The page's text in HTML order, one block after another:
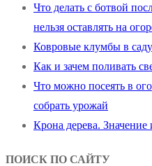
Что делать с ботвой
нельзя оставлять на
Ковровые клумбы в саду
Как и зачем поливать
Что можно посеять в
собрать урожай
Крона дерева.
ПОИСК ПО САЙТУ